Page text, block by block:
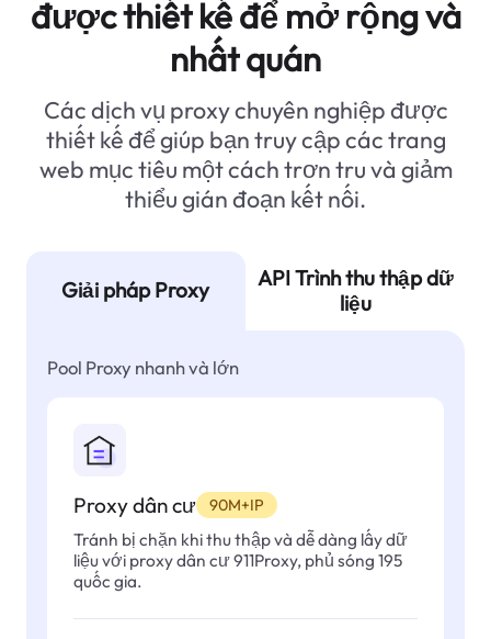
được thiết kế để mở rộng và
nhất quán
Các dịch vụ proxy chuyên nghiệp được
thiết kế để giúp bạn truy cập các trang
web mục tiêu một cách trơn tru và giảm
thiểu gián đoạn kết nối.
Giải pháp Proxy
API Trình thu thập dữ
liệu
Pool Proxy nhanh và lớn
Proxy dân cư 90M+IP
Tránh bị chặn khi thu thập và dễ dàng lấy dữ
liệu với proxy dân cư 911Proxy, phủ sóng 195
quốc gia.